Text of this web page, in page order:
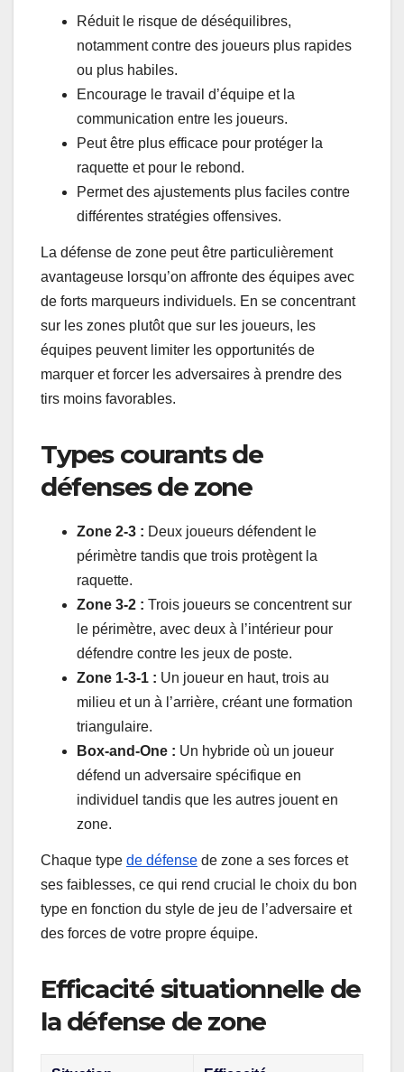
Réduit le risque de déséquilibres,
notamment contre des joueurs plus rapides
ou plus habiles.
Encourage le travail d’équipe et la
communication entre les joueurs.
Peut être plus efficace pour protéger la
raquette et pour le rebond.
Permet des ajustements plus faciles contre
différentes stratégies offensives.
La défense de zone peut être particulièrement
avantageuse lorsqu’on affronte des équipes avec
de forts marqueurs individuels. En se concentrant
sur les zones plutôt que sur les joueurs, les
équipes peuvent limiter les opportunités de
marquer et forcer les adversaires à prendre des
tirs moins favorables.
Types courants de
défenses de zone
Zone 2-3 : Deux joueurs défendent le
périmètre tandis que trois protègent la
raquette.
Zone 3-2 : Trois joueurs se concentrent sur
le périmètre, avec deux à l’intérieur pour
défendre contre les jeux de poste.
Zone 1-3-1 : Un joueur en haut, trois au
milieu et un à l’arrière, créant une formation
triangulaire.
Box-and-One : Un hybride où un joueur
défend un adversaire spécifique en
individuel tandis que les autres jouent en
zone.
Chaque type de défense de zone a ses forces et
ses faiblesses, ce qui rend crucial le choix du bon
type en fonction du style de jeu de l’adversaire et
des forces de votre propre équipe.
Efficacité situationnelle de
la défense de zone